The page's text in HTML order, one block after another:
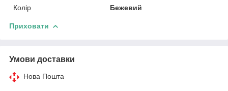
Колір
Бежевий
Приховати
Умови доставки
Нова Пошта